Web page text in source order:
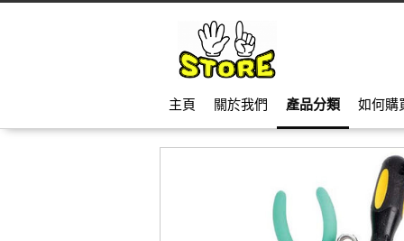
主頁 關於我們 產品分類 如何購